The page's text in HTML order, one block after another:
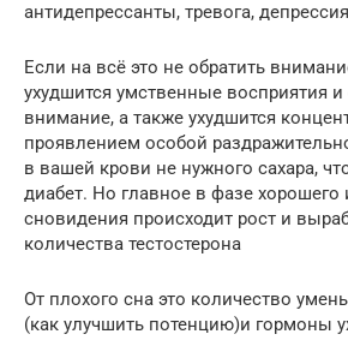
антидепрессанты, тревога,
Если на всё это не обратить
ухудшится умственные восприятия и
внимание, а также ухудшится
проявлением особой
в вашей крови не нужного сахара,
диабет. Но главное в фазе хорошего
сновидения происходит рост и
количества тестостерона
От плохого сна это количество
(как улучшить потенцию)и гормоны